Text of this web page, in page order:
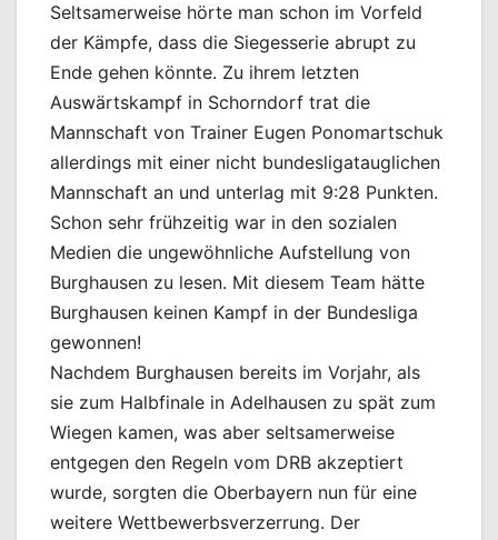
Seltsamerweise hörte man schon im Vorfeld
der Kämpfe, dass die Siegesserie abrupt zu
Ende gehen könnte. Zu ihrem letzten
Auswärtskampf in Schorndorf trat die
Mannschaft von Trainer Eugen Ponomartschuk
allerdings mit einer nicht bundesligatauglichen
Mannschaft an und unterlag mit 9:28 Punkten.
Schon sehr frühzeitig war in den sozialen
Medien die ungewöhnliche Aufstellung von
Burghausen zu lesen. Mit diesem Team hätte
Burghausen keinen Kampf in der Bundesliga
gewonnen!
Nachdem Burghausen bereits im Vorjahr, als
sie zum Halbfinale in Adelhausen zu spät zum
Wiegen kamen, was aber seltsamerweise
entgegen den Regeln vom DRB akzeptiert
wurde, sorgten die Oberbayern nun für eine
weitere Wettbewerbsverzerrung. Der